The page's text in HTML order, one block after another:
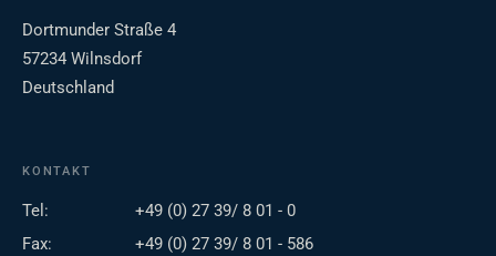
Dortmunder Straße 4
57234 Wilnsdorf
Deutschland
KONTAKT
Tel:
+49 (0) 27 39/ 8 01 - 0
Fax:
+49 (0) 27 39/ 8 01 - 586